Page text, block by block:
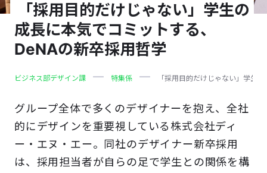
「採用目的だけじゃない」学生の
成長に本気でコミットする、
DeNAの新卒採用哲学
ビジネス部デザイン課 特集係 「採用目的だけじゃない」学生
グループ全体で多くのデザイナーを抱え、全社
的にデザインを重要視している株式会社ディ
ー・エヌ・エー。同社のデザイナー新卒採用
は、採用担当者が自らの足で学生との関係を構